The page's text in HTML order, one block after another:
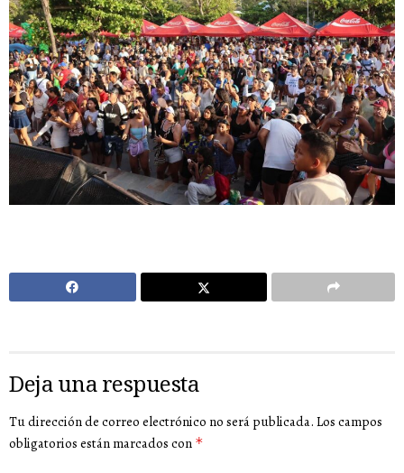
Deja una respuesta
Tu dirección de correo electrónico no será publicada. Los campos
obligatorios están marcados con *